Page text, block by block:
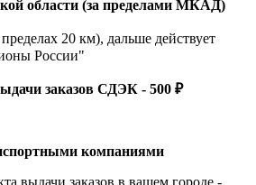
области (за пределами МКАД)
20 км), дальше действует
России"
заказов СДЭК - 500 ₽
компаниями